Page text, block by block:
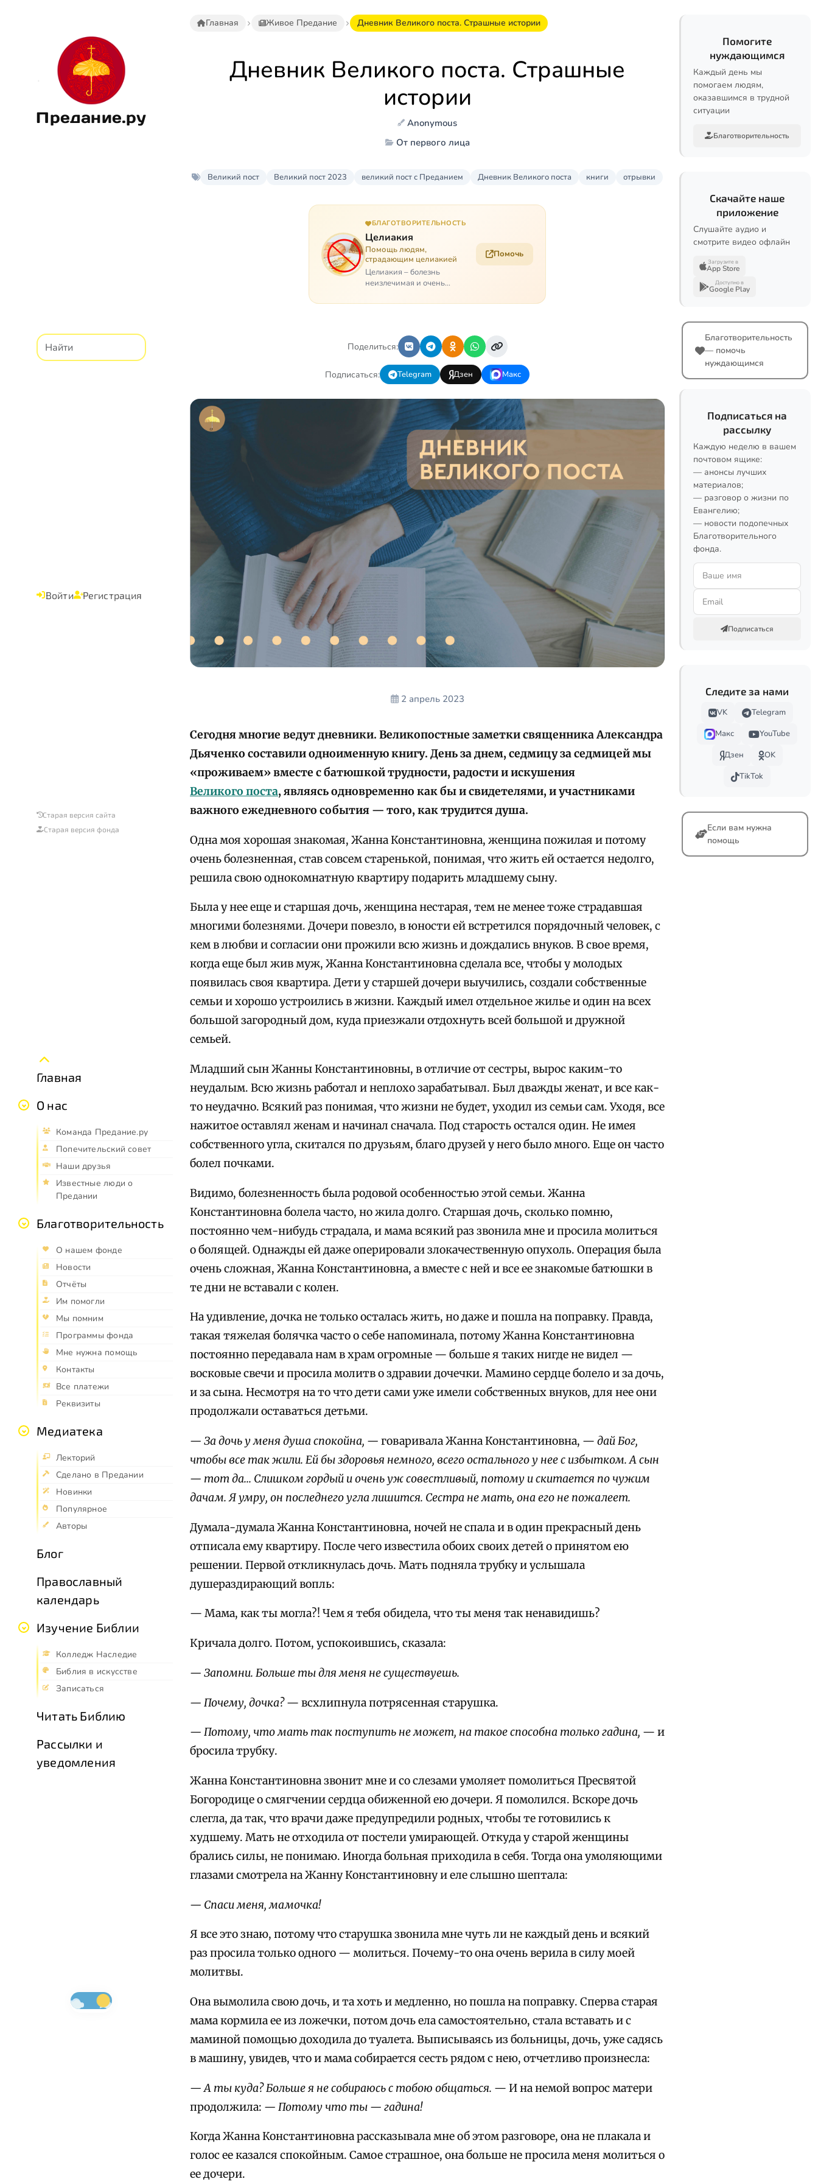
Предание.ру
Войти Регистрация
Старая версия сайта
Старая версия фонда
Главная
О нас
Команда Предание.ру
Попечительский совет
Наши друзья
Известные люди о
Предании
Благотворительность
О нашем фонде
Новости
Отчёты
Им помогли
Мы помним
Программы фонда
Мне нужна помощь
Контакты
Все платежи
Реквизиты
Медиатека
Лекторий
Сделано в Предании
Новинки
Популярное
Авторы
Блог
Православный
календарь
Изучение Библии
Колледж Наследие
Библия в искусстве
Записаться
Читать Библию
Рассылки и
уведомления
Главная Живое Предание Дневник Великого поста. Страшные истории
Дневник Великого поста. Страшные
истории
Anonymous
От первого лица
Великий пост Великий пост 2023 великий пост с Преданием Дневник Великого поста книги отрывки
БЛАГОТВОРИТЕЛЬНОСТЬ
Целиакия
Помощь людям,
страдающим целиакией
Целиакия – болезнь
неизлечимая и очень
невозможно заразиться.
представляя опасности ни
для кого, кроме своих п…
Помочь
Поделиться:
Подписаться: Telegram Дзен Макс
2 апрель 2023
Сегодня многие ведут дневники. Великопостные заметки священника Александра
Дьяченко составили одноименную книгу. День за днем, седмицу за седмицей мы
«проживаем» вместе с батюшкой трудности, радости и искушения
Великого поста, являясь одновременно как бы и свидетелями, и участниками
важного ежедневного события — того, как трудится душа.
Одна моя хорошая знакомая, Жанна Константиновна, женщина пожилая и потому
очень болезненная, став совсем старенькой, понимая, что жить ей остается недолго,
решила свою однокомнатную квартиру подарить младшему сыну.
Была у нее еще и старшая дочь, женщина нестарая, тем не менее тоже страдавшая
многими болезнями. Дочери повезло, в юности ей встретился порядочный человек, с
кем в любви и согласии они прожили всю жизнь и дождались внуков. В свое время,
когда еще был жив муж, Жанна Константиновна сделала все, чтобы у молодых
появилась своя квартира. Дети у старшей дочери выучились, создали собственные
семьи и хорошо устроились в жизни. Каждый имел отдельное жилье и один на всех
большой загородный дом, куда приезжали отдохнуть всей большой и дружной
семьей.
Младший сын Жанны Константиновны, в отличие от сестры, вырос каким-то
неудалым. Всю жизнь работал и неплохо зарабатывал. Был дважды женат, и все как-
то неудачно. Всякий раз понимая, что жизни не будет, уходил из семьи сам. Уходя, все
нажитое оставлял женам и начинал сначала. Под старость остался один. Не имея
собственного угла, скитался по друзьям, благо друзей у него было много. Еще он часто
болел почками.
Видимо, болезненность была родовой особенностью этой семьи. Жанна
Константиновна болела часто, но жила долго. Старшая дочь, сколько помню,
постоянно чем-нибудь страдала, и мама всякий раз звонила мне и просила молиться
о болящей. Однажды ей даже оперировали злокачественную опухоль. Операция была
очень сложная, Жанна Константиновна, а вместе с ней и все ее знакомые батюшки в
те дни не вставали с колен.
На удивление, дочка не только осталась жить, но даже и пошла на поправку. Правда,
такая тяжелая болячка часто о себе напоминала, потому Жанна Константиновна
постоянно передавала нам в храм огромные — больше я таких нигде не видел —
восковые свечи и просила молитв о здравии дочечки. Мамино сердце болело и за дочь,
и за сына. Несмотря на то что дети сами уже имели собственных внуков, для нее они
продолжали оставаться детьми.
— За дочь у меня душа спокойна, — говаривала Жанна Константиновна, — дай Бог,
чтобы все так жили. Ей бы здоровья немного, всего остального у нее с избытком. А сын
— тот да... Слишком гордый и очень уж совестливый, потому и скитается по чужим
дачам. Я умру, он последнего угла лишится. Сестра не мать, она его не пожалеет.
Думала-думала Жанна Константиновна, ночей не спала и в один прекрасный день
отписала ему квартиру. После чего известила обоих своих детей о принятом ею
решении. Первой откликнулась дочь. Мать подняла трубку и услышала
душераздирающий вопль:
— Мама, как ты могла?! Чем я тебя обидела, что ты меня так ненавидишь?
Кричала долго. Потом, успокоившись, сказала:
— Запомни. Больше ты для меня не существуешь.
— Почему, дочка?— всхлипнула потрясенная старушка.
— Потому, что мать так поступить не может, на такое способна только гадина, — и
бросила трубку.
Жанна Константиновна звонит мне и со слезами умоляет помолиться Пресвятой
Богородице о смягчении сердца обиженной ею дочери. Я помолился. Вскоре дочь
слегла, да так, что врачи даже предупредили родных, чтобы те готовились к
худшему. Мать не отходила от постели умирающей. Откуда у старой женщины
брались силы, не понимаю. Иногда больная приходила в себя. Тогда она умоляющими
глазами смотрела на Жанну Константиновну и еле слышно шептала:
— Спаси меня, мамочка!
Я все это знаю, потому что старушка звонила мне чуть ли не каждый день и всякий
раз просила только одного — молиться. Почему-то она очень верила в силу моей
молитвы.
Она вымолила свою дочь, и та хоть и медленно, но пошла на поправку. Сперва старая
мама кормила ее из ложечки, потом дочь ела самостоятельно, стала вставать и с
маминой помощью доходила до туалета. Выписываясь из больницы, дочь, уже садясь
в машину, увидев, что и мама собирается сесть рядом с нею, отчетливо произнесла:
— А ты куда? Больше я не собираюсь с тобою общаться. — И на немой вопрос матери
продолжила: — Потому что ты — гадина!
Когда Жанна Константиновна рассказывала мне об этом разговоре, она не плакала и
голос ее казался спокойным. Самое страшное, она больше не просила меня молиться о
ее дочери.
Помогите
нуждающимся
Каждый день мы
помогаем людям,
оказавшимся в трудной
ситуации
Благотворительность
Скачайте наше
приложение
Слушайте аудио и
смотрите видео офлайн
Загрузите в
App Store
Доступно в
Google Play
Благотворительность
— помочь
нуждающимся
Подписаться на
рассылку
Каждую неделю в вашем
почтовом ящике:
— анонсы лучших
материалов;
— разговор о жизни по
Евангелию;
— новости подопечных
Благотворительного
фонда.
Подписаться
Следите за нами
VK
Telegram
Макс
YouTube
Дзен
OK
TikTok
Если вам нужна
помощь